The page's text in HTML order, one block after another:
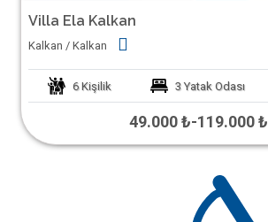
Villa Ela Kalkan
Kalkan / Kalkan
6 Kişilik 3 Yatak Odası
49.000 ₺-119.000 ₺